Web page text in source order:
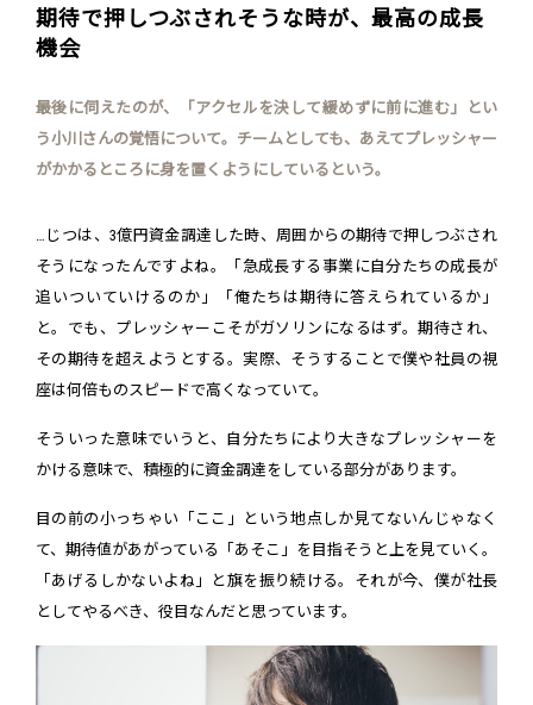
期待で押しつぶされそうな時が、最高の成長
機会
最後に伺えたのが、「アクセルを決して緩めずに前に進む」とい
う小川さんの覚悟について。チームとしても、あえてプレッシャー
がかかるところに身を置くようにしているという。
…じつは、3億円資金調達した時、周囲からの期待で押しつぶされ
そうになったんですよね。「急成長する事業に自分たちの成長が
追いついていけるのか」「俺たちは期待に答えられているか」
と。でも、プレッシャーこそがガソリンになるはず。期待され、
その期待を超えようとする。実際、そうすることで僕や社員の視
座は何倍ものスピードで高くなっていて。
そういった意味でいうと、自分たちにより大きなプレッシャーを
かける意味で、積極的に資金調達をしている部分があります。
目の前の小っちゃい「ここ」という地点しか見てないんじゃなく
て、期待値があがっている「あそこ」を目指そうと上を見ていく。
「あげるしかないよね」と旗を振り続ける。それが今、僕が社長
としてやるべき、役目なんだと思っています。